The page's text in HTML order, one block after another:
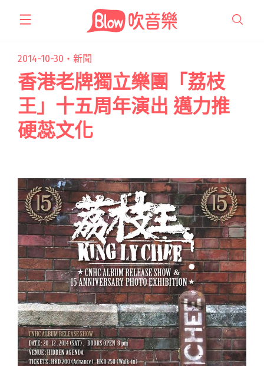
2014-10-30・ 新聞
香港老牌獨立樂團「荔枝
王」十五周年演出 邁力推
硬蕊文化